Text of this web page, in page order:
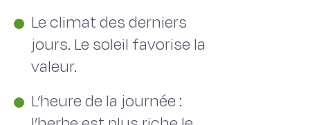
Le climat des derniers
jours. Le soleil favorise la
valeur.
L’heure de la journée :